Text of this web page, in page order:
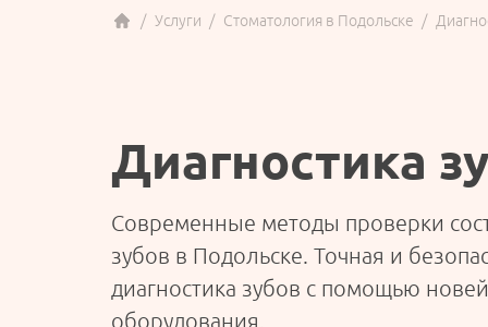
АНАЛИЗЫ И ДИАГНОСТИКА
СТОМАТОЛОГИЯ
Услуги Стоматология в Подольске
Диагностика
Современные методы проверки
зубов в Подольске. Точная и
диагностика зубов с помощью
оборудования.